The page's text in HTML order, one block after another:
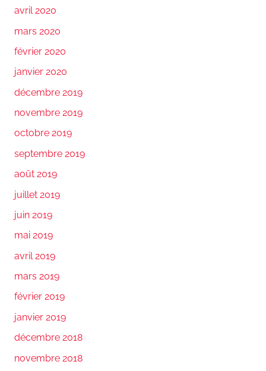
avril 2020
mars 2020
février 2020
janvier 2020
décembre 2019
novembre 2019
octobre 2019
septembre 2019
août 2019
juillet 2019
juin 2019
mai 2019
avril 2019
mars 2019
février 2019
janvier 2019
décembre 2018
novembre 2018